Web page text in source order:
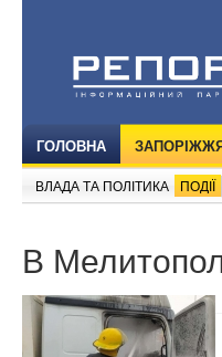
ГОЛОВНА
ВЛАДА ТА ПОЛІТИКА ПОДІЇ
В